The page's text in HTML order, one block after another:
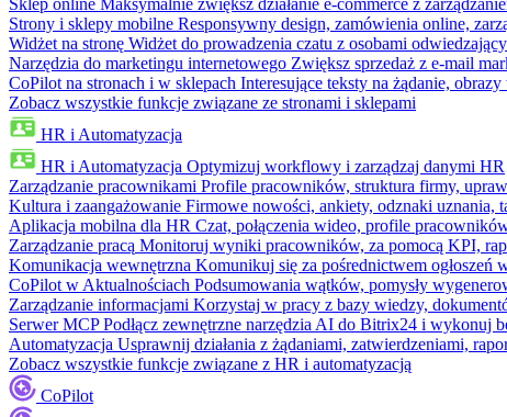
Sklep online Maksymalnie zwiększ działanie e-commerce z
Strony i sklepy mobilne Responsywny design, zamówienia online,
Widżet na stronę Widżet do prowadzenia czatu z osobami
Narzędzia do marketingu internetowego Zwiększ sprzedaż z e-mail
CoPilot na stronach i w sklepach Interesujące teksty na żądanie,
Zobacz wszystkie funkcje związane ze stronami i sklepami
HR i Automatyzacja
HR i Automatyzacja Optymizuj workflowy i zarządzaj danymi HR
Zarządzanie pracownikami Profile pracowników, struktura firmy,
Kultura i zaangażowanie Firmowe nowości, ankiety, odznaki uznania,
Aplikacja mobilna dla HR Czat, połączenia wideo, profile
Zarządzanie pracą Monitoruj wyniki pracowników, za pomocą KPI,
Komunikacja wewnętrzna Komunikuj się za pośrednictwem
CoPilot w Aktualnościach Podsumowania wątków, pomysły
Zarządzanie informacjami Korzystaj w pracy z bazy wiedzy,
Serwer MCP Podłącz zewnętrzne narzędzia AI do Bitrix24 i wykonuj
Automatyzacja Usprawnij działania z żądaniami, zatwierdzeniami,
Zobacz wszystkie funkcje związane z HR i automatyzacją
CoPilot